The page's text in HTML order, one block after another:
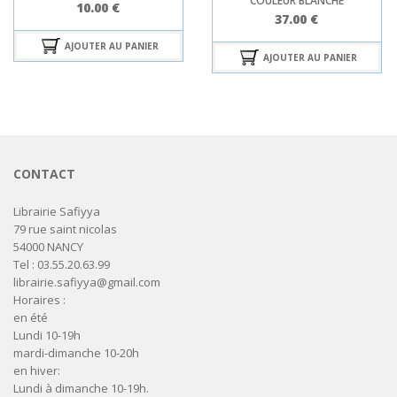
10.00 €
AJOUTER AU PANIER
37.00 €
AJOUTER AU PANIER
CONTACT
Librairie Safiyya
79 rue saint nicolas
54000 NANCY
Tel : 03.55.20.63.99
librairie.safiyya@gmail.com
Horaires :
en été
Lundi 10-19h
mardi-dimanche 10-20h
en hiver:
Lundi à dimanche 10-19h.